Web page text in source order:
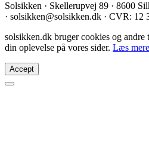
Solsikken · Skellerupvej 89 · 8600
· solsikken@solsikken.dk · CVR: 12
solsikken.dk bruger cookies og
din oplevelse på vores sider. Læs
Accept